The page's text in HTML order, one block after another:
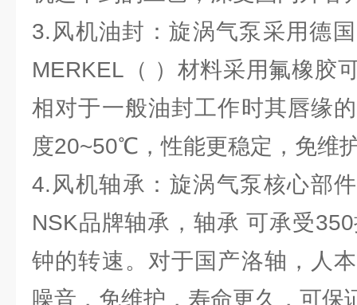
3.风机油封：旋涡气泵采用德
MERKEL（ ）材料采用氟橡
相对于一般油封工作时其唇缘
度20~50℃，性能更稳定，免维
4.风机轴承：旋涡气泵核心部
NSK品牌轴承，轴承 可承受
钟的转速。对于国产洛轴，人
噪音，免维护，寿命更久，可保